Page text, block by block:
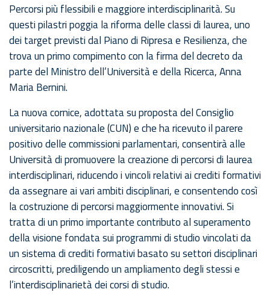
Percorsi più flessibili e maggiore interdisciplinarità. Su
questi pilastri poggia la riforma delle classi di laurea, uno
dei target previsti dal Piano di Ripresa e Resilienza, che
trova un primo compimento con la firma del decreto da
parte del Ministro dell’Università e della Ricerca, Anna
Maria Bernini.
La nuova cornice, adottata su proposta del Consiglio
universitario nazionale (CUN) e che ha ricevuto il parere
positivo delle commissioni parlamentari, consentirà alle
Università di promuovere la creazione di percorsi di laurea
interdisciplinari, riducendo i vincoli relativi ai crediti formativi
da assegnare ai vari ambiti disciplinari, e consentendo così
la costruzione di percorsi maggiormente innovativi. Si
tratta di un primo importante contributo al superamento
della visione fondata sui programmi di studio vincolati da
un sistema di crediti formativi basato su settori disciplinari
circoscritti, prediligendo un ampliamento degli stessi e
l’interdisciplinarietà dei corsi di studio.